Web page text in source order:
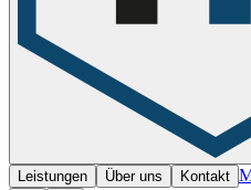
Leistungen Über uns Kontakt